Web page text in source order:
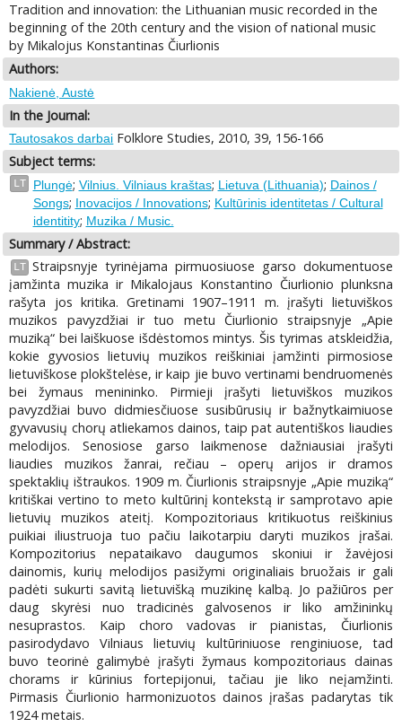
Tradition and innovation: the Lithuanian music recorded in the
beginning of the 20th century and the vision of national music
by Mikalojus Konstantinas Čiurlionis
Authors:
Nakienė, Austė
In the Journal:
Tautosakos darbai Folklore Studies, 2010, 39, 156-166
Subject terms:
LT Plungė; Vilnius. Vilniaus kraštas; Lietuva (Lithuania); Dainos /
Songs; Inovacijos / Innovations; Kultūrinis identitetas / Cultural
identitity; Muzika / Music.
Summary / Abstract:
LT Straipsnyje tyrinėjama pirmuosiuose garso dokumentuose
įamžinta muzika ir Mikalojaus Konstantino Čiurlionio plunksna
rašyta jos kritika. Gretinami 1907–1911 m. įrašyti lietuviškos
muzikos pavyzdžiai ir tuo metu Čiurlionio straipsnyje „Apie
muziką“ bei laiškuose išdėstomos mintys. Šis tyrimas atskleidžia,
kokie gyvosios lietuvių muzikos reiškiniai įamžinti pirmosiose
lietuviškose plokštelėse, ir kaip jie buvo vertinami bendruomenės
bei žymaus menininko. Pirmieji įrašyti lietuviškos muzikos
pavyzdžiai buvo didmiesčiuose susibūrusių ir bažnytkaimiuose
gyvavusių chorų atliekamos dainos, taip pat autentiškos liaudies
melodijos. Senosiose garso laikmenose dažniausiai įrašyti
liaudies muzikos žanrai, rečiau – operų arijos ir dramos
spektaklių ištraukos. 1909 m. Čiurlionis straipsnyje „Apie muziką“
kritiškai vertino to meto kultūrinį kontekstą ir samprotavo apie
lietuvių muzikos ateitį. Kompozitoriaus kritikuotus reiškinius
puikiai iliustruoja tuo pačiu laikotarpiu daryti muzikos įrašai.
Kompozitorius nepataikavo daugumos skoniui ir žavėjosi
dainomis, kurių melodijos pasižymi originaliais bruožais ir gali
padėti sukurti savitą lietuvišką muzikinę kalbą. Jo pažiūros per
daug skyrėsi nuo tradicinės galvosenos ir liko amžininkų
nesuprastos. Kaip choro vadovas ir pianistas, Čiurlionis
pasirodydavo Vilniaus lietuvių kultūriniuose renginiuose, tad
buvo teorinė galimybė įrašyti žymaus kompozitoriaus dainas
chorams ir kūrinius fortepijonui, tačiau jie liko neįamžinti.
Pirmasis Čiurlionio harmonizuotos dainos įrašas padarytas tik
1924 metais.